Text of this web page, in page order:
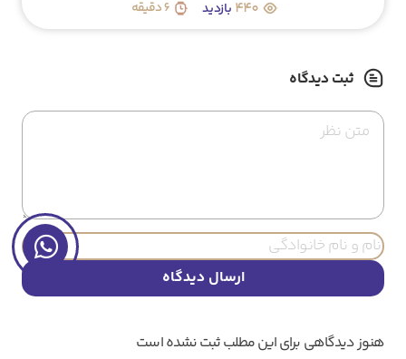
ثبت دیدگاه
ارسال دیدگاه
هنوز دیدگاهی برای این مطلب ثبت نشده است